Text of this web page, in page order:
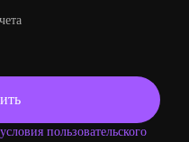
условия пользовательского